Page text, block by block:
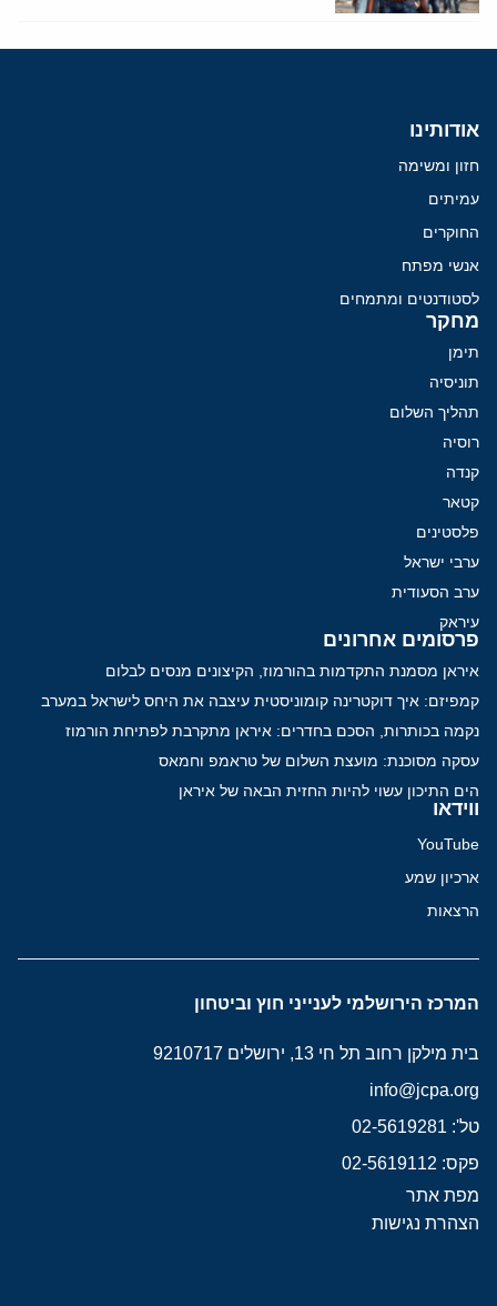
אודותינו
חזון ומשימה
עמיתים
החוקרים
אנשי מפתח
לסטודנטים ומתמחים
מחקר
תימן
תוניסיה
תהליך השלום
רוסיה
קנדה
קטאר
פלסטינים
ערבי ישראל
ערב הסעודית
עיראק
פרסומים אחרונים
איראן מסמנת התקדמות בהורמוז, הקיצונים מנסים לבלום
קמפיזם: איך דוקטרינה קומוניסטית עיצבה את היחס לישראל במערב
נקמה בכותרות, הסכם בחדרים: איראן מתקרבת לפתיחת הורמוז
עסקה מסוכנת: מועצת השלום של טראמפ וחמאס
הים התיכון עשוי להיות החזית הבאה של איראן
ווידאו
YouTube
ארכיון שמע
הרצאות
המרכז הירושלמי לענייני חוץ וביטחון
בית מילקן רחוב תל חי 13, ירושלים 9210717
info@jcpa.org
טל': 02-5619281
פקס: 02-5619112
מפת אתר
הצהרת נגישות